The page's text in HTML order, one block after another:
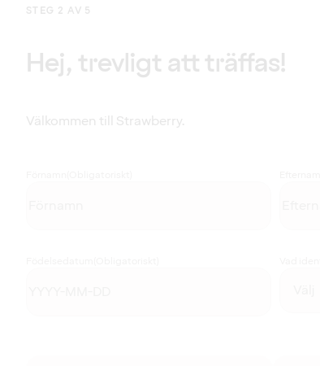
STEG 2 AV 5
Hej, trevligt att träffas!
Välkommen till Strawberry.